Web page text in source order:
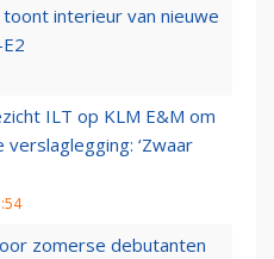
toont interieur van nieuwe
ILT op KLM E&M om
‘Zwaar
zomerse debutanten